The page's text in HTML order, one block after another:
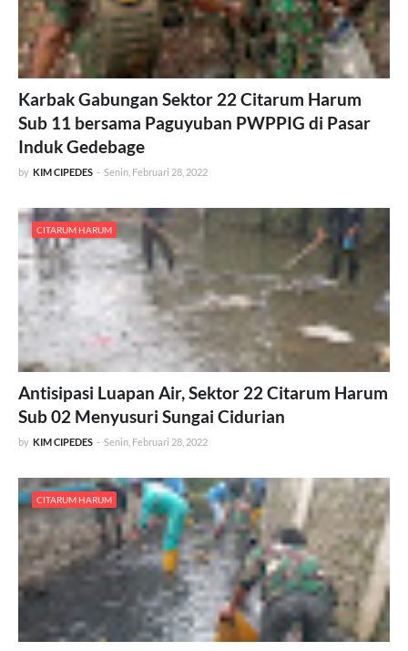
Karbak Gabungan Sektor 22 Citarum Harum
Sub 11 bersama Paguyuban PWPPIG di Pasar
Induk Gedebage
by KIM CIPEDES - Senin, Februari 28, 2022
CITARUM HARUM
Antisipasi Luapan Air, Sektor 22 Citarum Harum
Sub 02 Menyusuri Sungai Cidurian
by KIM CIPEDES - Senin, Februari 28, 2022
CITARUM HARUM